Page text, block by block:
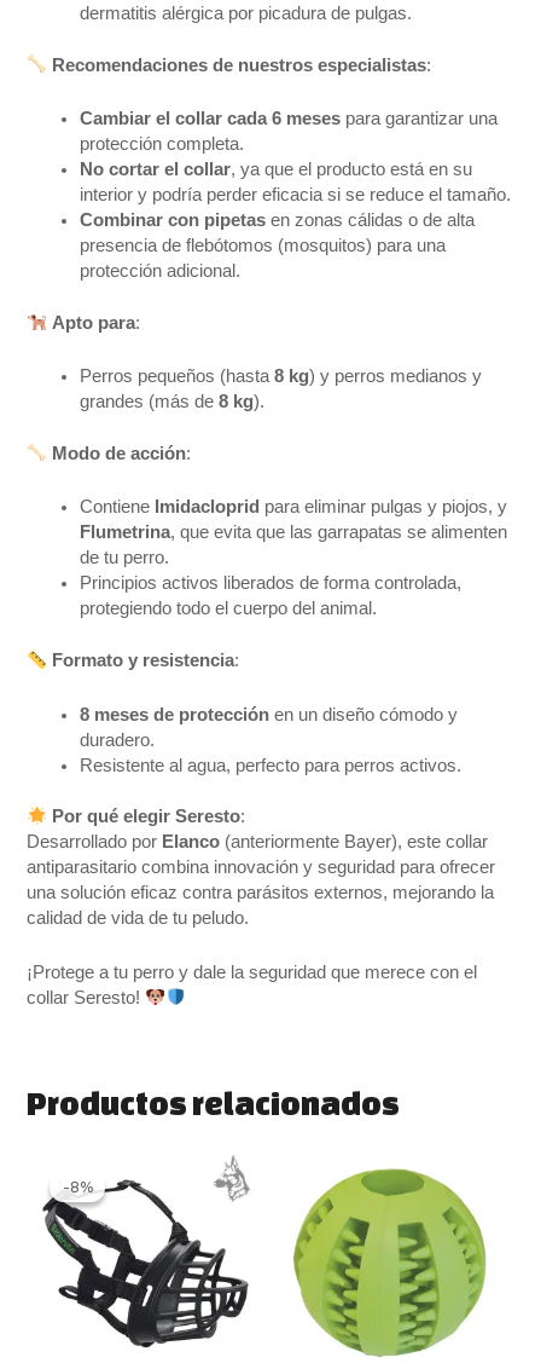
dermatitis alérgica por picadura de pulgas.
Recomendaciones de nuestros especialistas:
Cambiar el collar cada 6 meses para garantizar una
protección completa.
No cortar el collar, ya que el producto está en su
interior y podría perder eficacia si se reduce el tamaño.
Combinar con pipetas en zonas cálidas o de alta
presencia de flebótomos (mosquitos) para una
protección adicional.
Apto para:
Perros pequeños (hasta8 kg) y perros medianos y
grandes (más de8 kg).
Modo de acción:
Contiene Imidacloprid para eliminar pulgas y piojos, y
Flumetrina, que evita que las garrapatas se alimenten
de tu perro.
Principios activos liberados de forma controlada,
protegiendo todo el cuerpo del animal.
Formato y resistencia:
8 meses de protección en un diseño cómodo y
duradero.
Resistente al agua, perfecto para perros activos.
Por qué elegir Seresto:
Desarrollado por Elanco (anteriormente Bayer), este collar
antiparasitario combina innovación y seguridad para ofrecer
una solución eficaz contra parásitos externos, mejorando la
calidad de vida de tu peludo.
¡Protege a tu perro y dale la seguridad que merece con el
collar Seresto!
Productos relacionados
-8%
-8%
precios:
desde
13.90 €
hasta
27.90 €
Este
producto
múltiples
variantes.
Las
opciones
de
precios:
desde
3.50 €
hasta
5.50 €